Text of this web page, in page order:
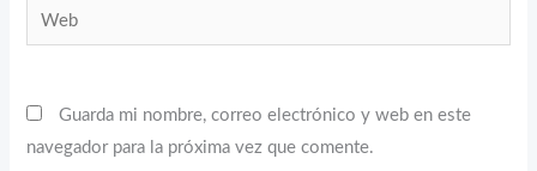
Web
Guarda mi nombre, correo electrónico y web en este
navegador para la próxima vez que comente.